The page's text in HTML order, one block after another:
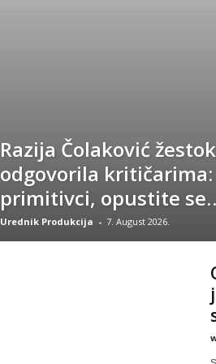
Razija Čolaković
odgovorila kritičarima:
primitivci, opustite
Urednik Produkcija - 7. August 2026.